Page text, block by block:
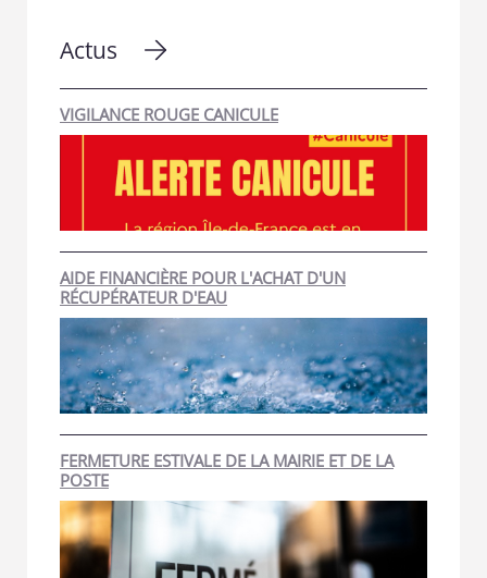
Actus
VIGILANCE ROUGE CANICULE
AIDE FINANCIÈRE POUR L'ACHAT D'UN
RÉCUPÉRATEUR D'EAU
FERMETURE ESTIVALE DE LA MAIRIE ET DE LA
POSTE